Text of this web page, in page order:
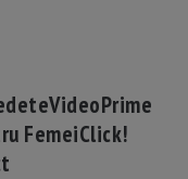
VideoPrime
FemeiClick!